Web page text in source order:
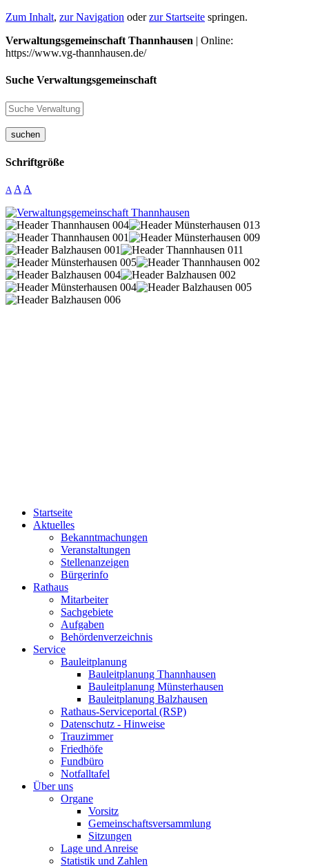
Zum Inhalt, zur Navigation oderzur Startseite springen.
Verwaltungsgemeinschaft Thannhausen | Online:
https://www.vg-thannhausen.de/
Suche Verwaltungsgemeinschaft
suchen
Schriftgröße
A A A
Startseite
Aktuelles
Bekanntmachungen
Veranstaltungen
Stellenanzeigen
Bürgerinfo
Rathaus
Mitarbeiter
Sachgebiete
Aufgaben
Behördenverzeichnis
Service
Bauleitplanung
Bauleitplanung Thannhausen
Bauleitplanung Münsterhausen
Bauleitplanung Balzhausen
Rathaus-Serviceportal (RSP)
Datenschutz - Hinweise
Trauzimmer
Friedhöfe
Fundbüro
Notfalltafel
Über uns
Organe
Vorsitz
Gemeinschaftsversammlung
Sitzungen
Lage und Anreise
Statistik und Zahlen